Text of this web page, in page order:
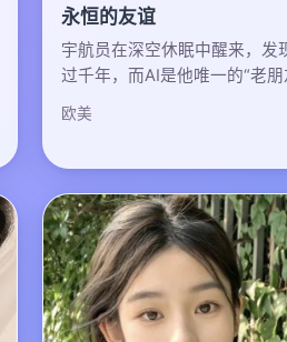
永恒的友谊
宇航员在深空休眠中醒来，发
过千年，而AI是他唯一的“老朋
欧美